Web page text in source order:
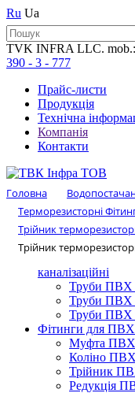
Ru Ua
TVK INFRA LLC. mob.:
390 - 3 - 777
Прайс-листи
Продукція
Технічна
Компанія
Контакти
Головна
Терморезисторні
Трійник
Трійник
каналізаційні
Труби ПВХ
Труби ПВХ
Труби ПВХ
Фітинги для ПВХ
Муфта ПВХ
Коліно
Трійник
Редукція